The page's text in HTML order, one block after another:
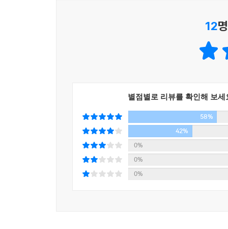
다시 무리한 계획을 세우는 무한 반복의 굴레에 빠
여섯째, 먹을 수밖에 없는 이유를 찾아서 먹는다
‘다이어트도 먹고 살자고 하는 건데 오늘같이 꿀
‘이 빵은 내가 산 게 아니고 동료가 먹으라고 준 거
일곱째, 남들 몰래 숨어서 먹는다
음식을 절제해 먹는 절식과 지나치게 먹는 폭식
이 자는 사이에 부엌으로 숨어들어 음식을 챙겨
폭식’을 하는 분들에게 흔히 나타납니다.
12
별점별로 리뷰를 확인해 보세
58%
42%
0%
0%
0%